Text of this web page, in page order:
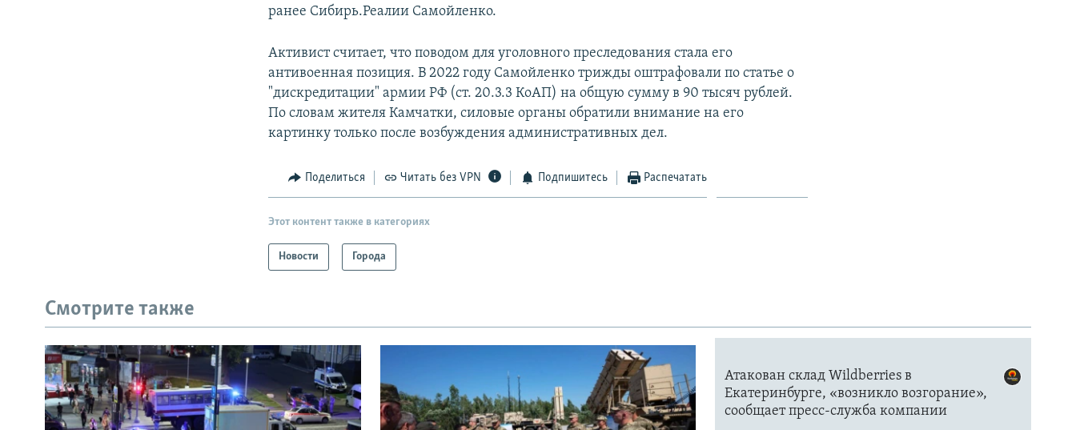
ранее Сибирь.Реалии Самойленко.
Активист считает, что поводом для уголовного преследования стала его
антивоенная позиция. В 2022 году Самойленко трижды оштрафовали по статье о
"дискредитации" армии РФ (ст. 20.3.3 КоАП) на общую сумму в 90 тысяч рублей.
По словам жителя Камчатки, силовые органы обратили внимание на его
картинку только после возбуждения административных дел.
Поделиться Читать без VPN Подпишитесь Распечатать
Этот контент также в категориях
Новости Города
Смотрите также